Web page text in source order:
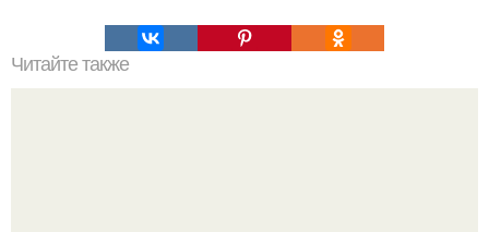
Читайте также